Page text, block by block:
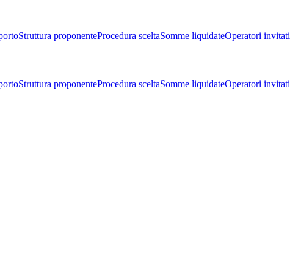
Struttura proponenteProcedura sceltaSomme liquidateOperatori invitati
Struttura proponenteProcedura sceltaSomme liquidateOperatori invitati